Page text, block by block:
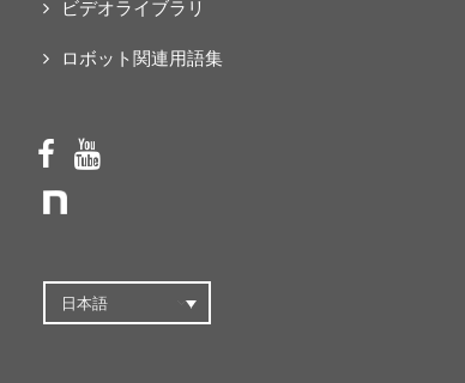
ビデオライブラリ
ロボット関連用語集
日本語